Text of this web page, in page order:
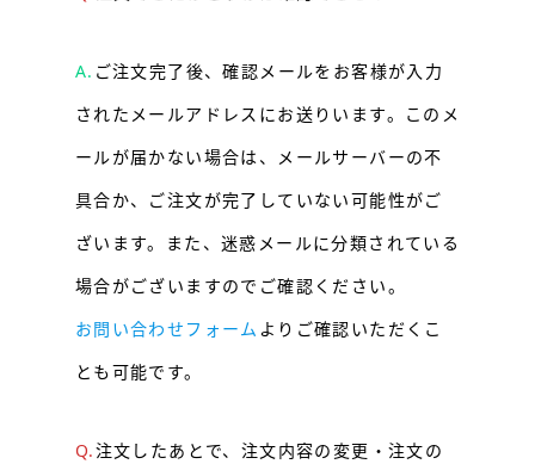
A. ご注文完了後、確認メールをお客様が入力
されたメールアドレスにお送りいます。このメ
ールが届かない場合は、メールサーバーの不
具合か、ご注文が完了していない可能性がご
ざいます。また、迷惑メールに分類されている
場合がございますのでご確認ください。
お問い合わせフォーム よりご確認いただくこ
とも可能です。
Q.注文したあとで、注文内容の変更・注文の